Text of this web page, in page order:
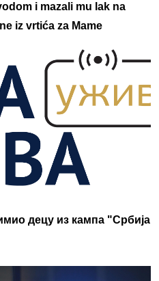
i mazali mu lak na
iz vrtića za Mame
децу из кампа "Србија